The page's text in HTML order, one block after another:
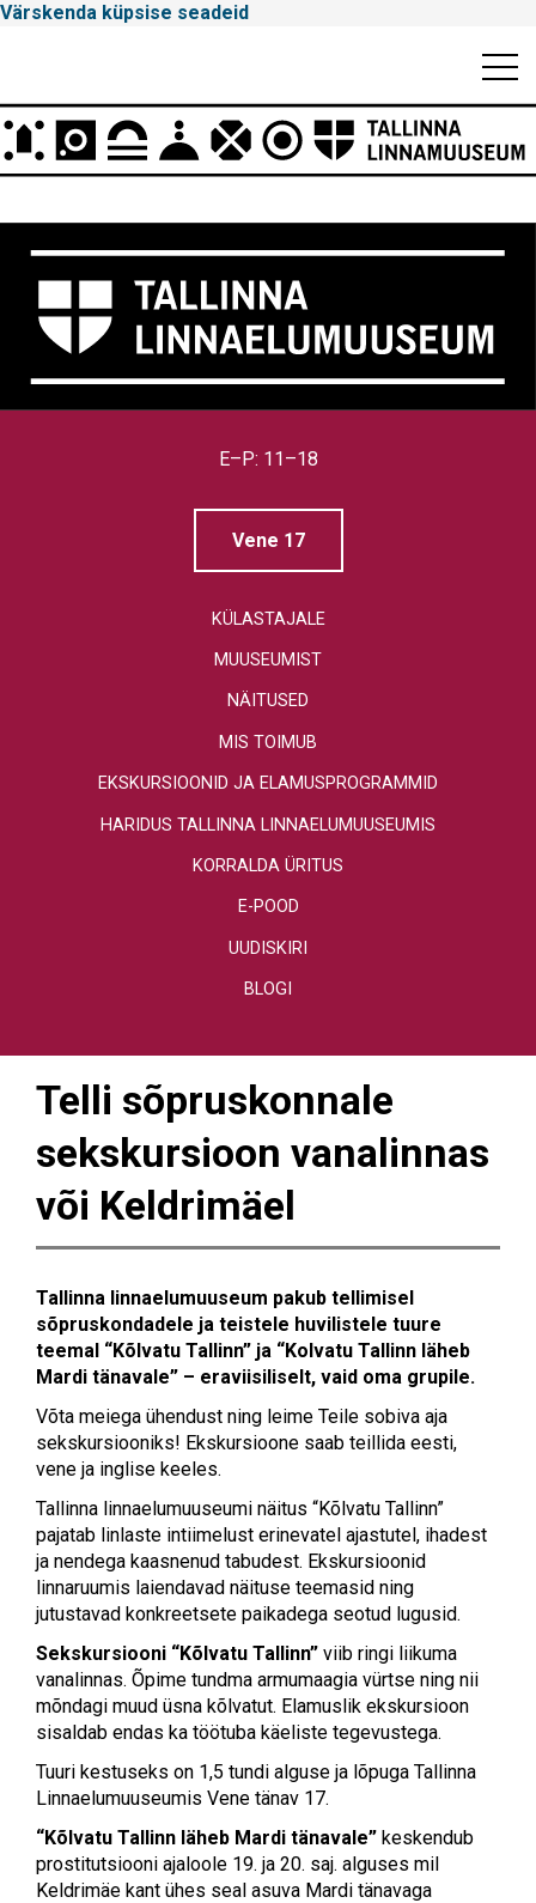
Värskenda küpsise seadeid
Peamenüü
E–P: 11–18
Vene 17
KÜLASTAJALE
MUUSEUMIST
NÄITUSED
MIS TOIMUB
EKSKURSIOONID JA ELAMUSPROGRAMMID
HARIDUS TALLINNA LINNAELUMUUSEUMIS
KORRALDA ÜRITUS
E-POOD
UUDISKIRI
BLOGI
Telli sõpruskonnale
sekskursioon vanalinnas
või Keldrimäel
Tallinna linnaelumuuseum pakub tellimisel
sõpruskondadele ja teistele huvilistele tuure
teemal “Kõlvatu Tallinn” ja “Kolvatu Tallinn läheb
Mardi tänavale” – eraviisiliselt, vaid oma grupile.
Võta meiega ühendust ning leime Teile sobiva aja
sekskursiooniks! Ekskursioone saab teillida eesti,
vene ja inglise keeles.
Tallinna linnaelumuuseumi näitus “Kõlvatu Tallinn”
pajatab linlaste intiimelust erinevatel ajastutel, ihadest
ja nendega kaasnenud tabudest. Ekskursioonid
linnaruumis laiendavad näituse teemasid ning
jutustavad konkreetsete paikadega seotud lugusid.
Sekskursiooni “Kõlvatu Tallinn” viib ringi liikuma
vanalinnas. Õpime tundma armumaagia vürtse ning nii
mõndagi muud üsna kõlvatut. Elamuslik ekskursioon
sisaldab endas ka töötuba käeliste tegevustega.
Tuuri kestuseks on 1,5 tundi alguse ja lõpuga Tallinna
Linnaelumuuseumis Vene tänav 17.
“Kõlvatu Tallinn läheb Mardi tänavale” keskendub
prostitutsiooni ajaloole 19. ja 20. saj. alguses mil
Keldrimäe kant ühes seal asuva Mardi tänavaga